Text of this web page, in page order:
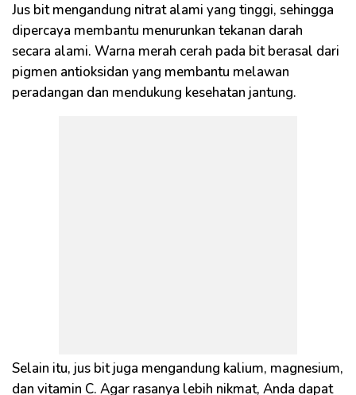
Jus bit mengandung nitrat alami yang tinggi, sehingga
dipercaya membantu menurunkan tekanan darah
secara alami. Warna merah cerah pada bit berasal dari
pigmen antioksidan yang membantu melawan
peradangan dan mendukung kesehatan jantung.
Selain itu, jus bit juga mengandung kalium, magnesium,
dan vitamin C. Agar rasanya lebih nikmat, Anda dapat